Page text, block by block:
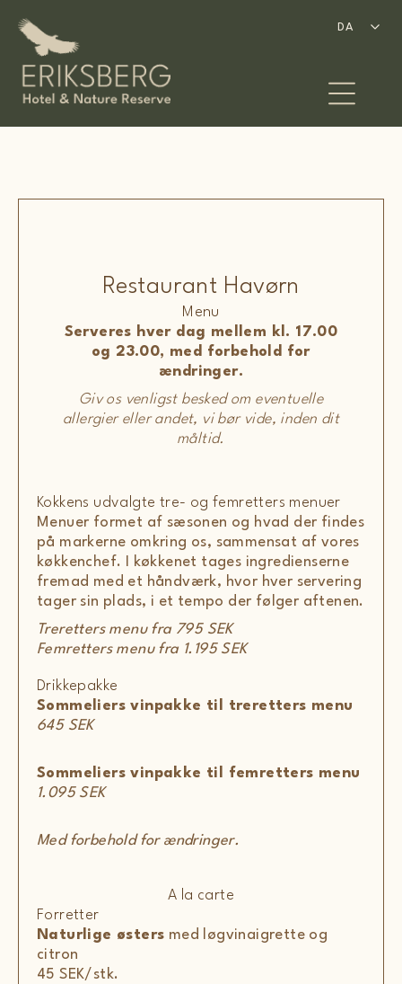
indhold
Restaurant Havørn
Menu
Serveres hver dag mellem kl. 17.00
og 23.00, med forbehold for
ændringer.
Giv os venligst besked om eventuelle
allergier eller andet, vi bør vide, inden dit
måltid.
Kokkens udvalgte tre- og femretters menuer
Menuer formet af sæsonen og hvad der findes
på markerne omkring os, sammensat af vores
køkkenchef. I køkkenet tages ingredienserne
fremad med et håndværk, hvor hver servering
tager sin plads, i et tempo der følger aftenen.
Treretters menu fra 795 SEK
Femretters menu fra 1.195 SEK
Drikkepakke
Sommeliers vinpakke til treretters menu
645 SEK
Sommeliers vinpakke til femretters menu
1.095 SEK
Med forbehold for ændringer.
A la carte
Forretter
Naturlige østers med løgvinaigrette og
citron
45 SEK/stk.
DA
DA